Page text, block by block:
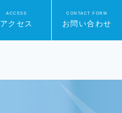
ACCESS
アクセス
CONTACT FORM
お問い合わせ